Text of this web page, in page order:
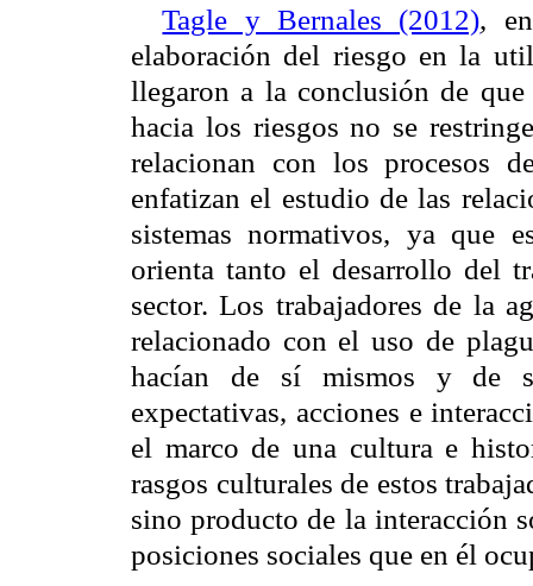
Tagle y Bernales (2012),
elaboración del riesgo en la
llegaron a la conclusión de
hacia los riesgos no se
relacionan con los procesos
enfatizan el estudio de las
sistemas normativos, ya que
orienta tanto el desarrollo del
sector. Los trabajadores de la
relacionado con el uso de
hacían de sí mismos y de
expectativas, acciones e
el marco de una cultura e
rasgos culturales de estos
sino producto de la interacción
posiciones sociales que en él